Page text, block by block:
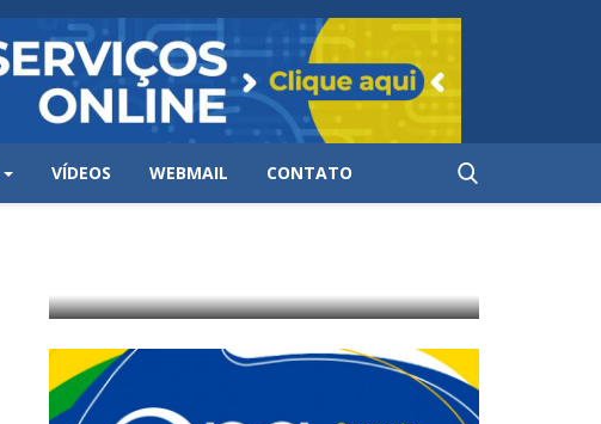
VÍDEOS WEBMAIL CONTATO